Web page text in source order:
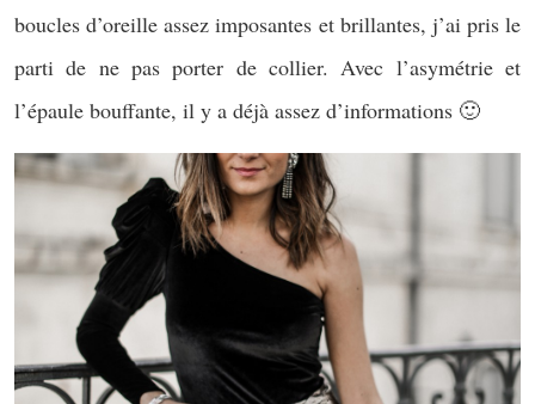
boucles d’oreille assez imposantes et brillantes, j’ai pris le
parti de ne pas porter de collier. Avec l’asymétrie et
l’épaule bouffante, il y a déjà assez d’informations 🙂